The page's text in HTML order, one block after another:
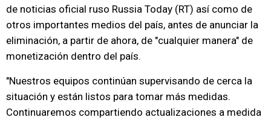
de noticias oficial ruso Russia Today (RT) así como de
otros importantes medios del país, antes de anunciar la
eliminación, a partir de ahora, de "cualquier manera" de
monetización dentro del país.
"Nuestros equipos continúan supervisando de cerca la
situación y están listos para tomar más medidas.
Continuaremos compartiendo actualizaciones a medida